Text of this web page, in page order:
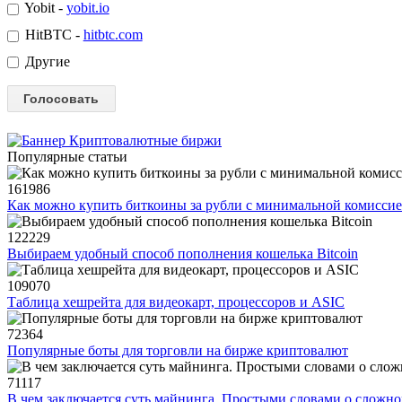
Yobit - yobit.io
HitBTC - hitbtc.com
Другие
Популярные статьи
161986
Как можно купить биткоины за рубли с минимальной
122229
Выбираем удобный способ пополнения кошелька Bitcoin
109070
Таблица хешрейта для видеокарт, процессоров и ASIC
72364
Популярные боты для торговли на бирже криптовалют
71117
В чем заключается суть майнинга. Простыми словами о